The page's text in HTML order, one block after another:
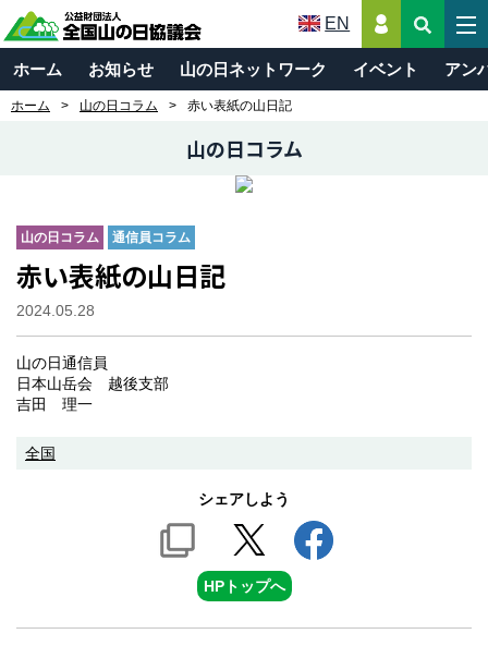
EN
ホーム お知らせ 山の日ネットワーク イベント アン
ホーム 山の日コラム 赤い表紙の山日記
山の日コラム
山の日コラム 通信員コラム
赤い表紙の山日記
2024.05.28
山の日通信員
日本山岳会 越後支部
吉田 理一
全国
シェアしよう
HPトップへ